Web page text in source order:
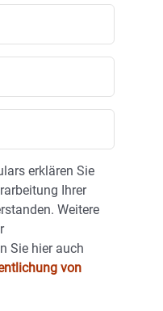
erklären Sie
Ihrer
Weitere
Sie hier auch
von